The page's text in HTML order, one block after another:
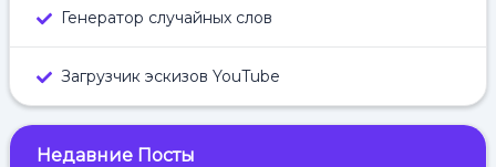
Генератор случайных слов
Загрузчик эскизов YouTube
Недавние Посты